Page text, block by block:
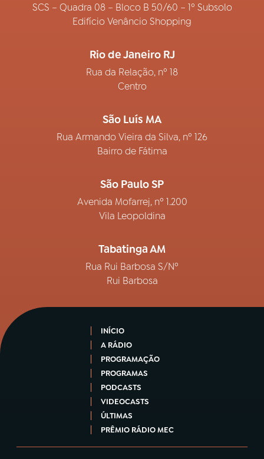
SCS – Quadra 08 – Bloco B 50/60 – 1º Subsolo
Edifício Venâncio Shopping
Rio de Janeiro RJ
Rua da Relação, nº 18
Centro
São Luís MA
Rua Armando Vieira da Silva, nº 126
Bairro de Fátima
São Paulo SP
Avenida Mofarrej, nº 1.200
Vila Leopoldina
Tabatinga AM
Rua Rui Barbosa S/Nº
Rui Barbosa
INÍCIO
A RÁDIO
PROGRAMAÇÃO
PROGRAMAS
PODCASTS
VIDEOCASTS
ÚLTIMAS
PRÊMIO RÁDIO MEC